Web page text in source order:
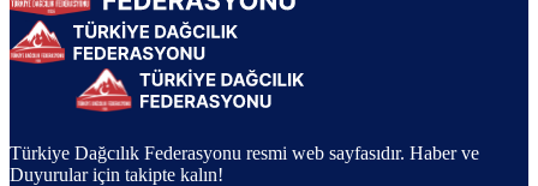
Türkiye Dağcılık Federasyonu resmi web sayfasıdır. Haber ve
Duyurular için takipte kalın!